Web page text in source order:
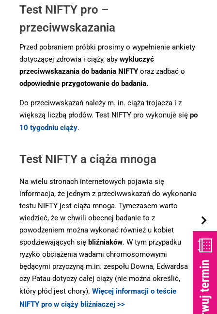
Test NIFTY pro –
przeciwwskazania
Przed pobraniem próbki prosimy o wypełnienie ankiety
dotyczącej zdrowia i ciąży, aby wykluczyć
przeciwwskazania do badania NIFTY oraz zadbać o
odpowiednie przygotowanie do badania.
Do przeciwwskazań należy m. in. ciąża trojacza i z
większą liczbą płodów. Test NIFTY pro wykonuje się po
10 tygodniu ciąży.
Test NIFTY a ciąża mnoga
Na wielu stronach internetowych pojawia się
informacja, że jednym z przeciwwskazań do wykonania
testu NIFTY jest ciąża mnoga. Tymczasem warto
wiedzieć, że w chwili obecnej badanie to z
powodzeniem można wykonać również u kobiet
spodziewających się bliźniaków. W tym przypadku
ryzyko obciążenia wadami chromosomowymi
będącymi przyczyną m.in. zespołu Downa, Edwardsa
czy Patau dotyczy całej ciąży (nie można określić,
który płód jest chory). Więcej informacji o teście
NIFTY pro w ciąży bliźniaczej >>